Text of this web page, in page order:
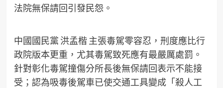
法院無保請回引發民怨。
中國國民黨 洪孟楷 主張毒駕零容忍，刑度應比行
政院版本更重，尤其毒駕致死應有最嚴厲處罰。
針對彰化毒駕撞傷分所長後無保請回表示不能接
受；認為吸毒後駕車已使交通工具變成「殺人工